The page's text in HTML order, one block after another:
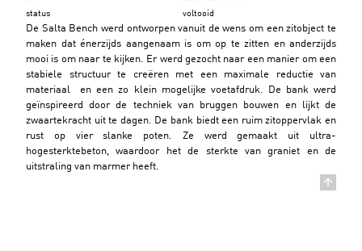
status
voltooid
De Salta Bench werd ontworpen vanuit de wens om een zitobject te
maken dat énerzijds aangenaam is om op te zitten en anderzijds
mooi is om naar te kijken. Er werd gezocht naar een manier om een
stabiele structuur te creëren met een maximale reductie van
materiaal en een zo klein mogelijke voetafdruk. De bank werd
geïnspireerd door de techniek van bruggen bouwen en lijkt de
zwaartekracht uit te dagen. De bank biedt een ruim zitoppervlak en
rust op vier slanke poten. Ze werd gemaakt uit ultra-
hogesterktebeton, waardoor het de sterkte van graniet en de
uitstraling van marmer heeft.